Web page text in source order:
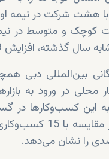
افزایش 29 درصدی را نشان می‌دهد.
به این کسب‌وکارها در